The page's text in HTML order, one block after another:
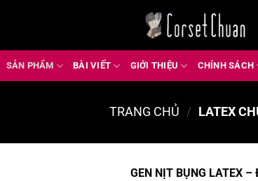
SẢN PHẨM BÀI VIẾT GIỚI THIỆU CHÍNH SÁCH
TRANG CHỦ / LATEX
GEN NỊT BỤNG LATEX